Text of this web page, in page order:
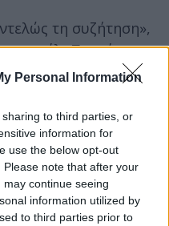
Personal Information
to third parties, or
information for
use the below opt-out
note that after your
continue seeing
information utilized by
to third parties prior to
τη συζήτηση»,
Πατσέκο,
Πανεπιστήμιο του
ανθρώπους να
νέα ερωτήματα
χώρους,
στη Νότια